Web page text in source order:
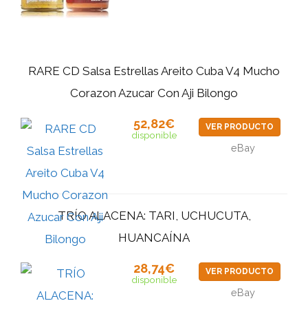
RARE CD Salsa Estrellas Areito Cuba V4 Mucho
Corazon Azucar Con Aji Bilongo
52,82€
disponible
VER PRODUCTO
eBay
TRÍO ALACENA: TARI, UCHUCUTA,
HUANCAÍNA
28,74€
disponible
VER PRODUCTO
eBay